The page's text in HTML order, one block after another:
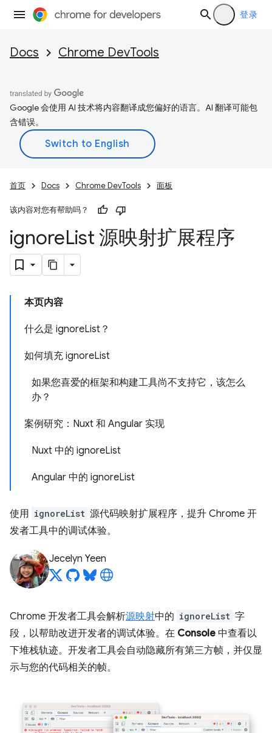
登录
Docs Chrome DevTools
Google 会使用 AI 技术将内容翻译成您偏好的语言。AI 翻译可能包
含错误。
首页 Docs Chrome DevTools 面板
该内容对您有帮助吗？
ignoreList 源映射扩展程序
本页内容
什么是 ignoreList？
如何填充 ignoreList
如果您喜爱的框架和构建工具尚不支持它，该怎么
办？
案例研究：Nuxt 和 Angular 实现
Nuxt 中的 ignoreList
Angular 中的 ignoreList
使用 ignoreList 源代码映射扩展程序，提升 Chrome 开
发者工具中的调试体验。
Jecelyn Yeen
Chrome 开发者工具会解析源映射中的 ignoreList 字
段，以帮助改进开发者的调试体验。在 Console 中查看以
下堆栈轨迹。开发者工具会自动隐藏所有第三方帧，并仅显
示与您的代码相关的帧。